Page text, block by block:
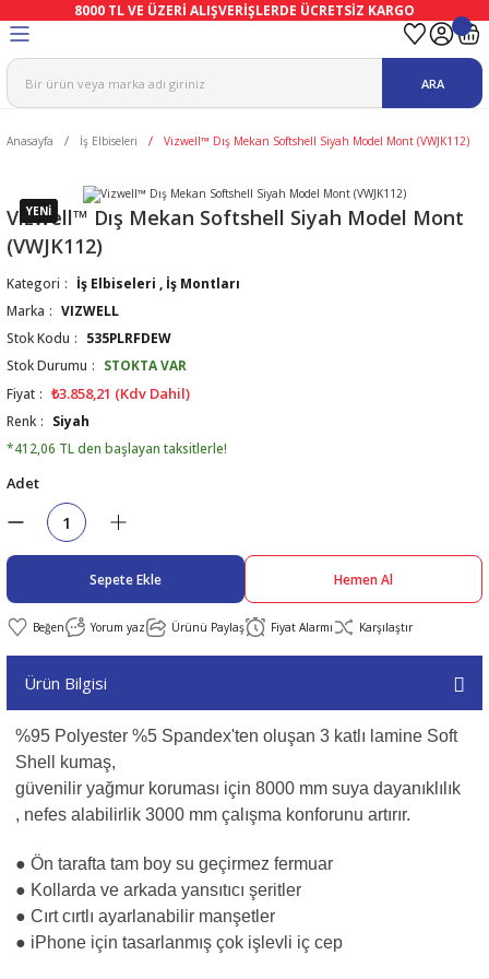
8000 TL VE ÜZERİ ALIŞVERİŞLERDE ÜCRETSİZ KARGO
Tulum
Eldivenler
Eldiven
Ve Vizör
Ekipmanları
ARA
Anasayfa İş Elbiseleri Vizwell™ Dış Mekan Softshell Siyah Model Mont (VWJK112)
YENİ
Vizwell™ Dış Mekan Softshell Siyah Model Mont
(VWJK112)
Kategori İş Elbiseleri
İş Montları
Marka
VIZWELL
Stok Kodu
535PLRFDEW
Stok Durumu
STOKTA VAR
Fiyat
₺3.858,21 (Kdv Dahil)
Renk
Siyah
*412,06 TL den başlayan taksitlerle!
Adet
Sepete Ekle Hemen Al
Yorum yaz Ürünü Paylaş Fiyat Alarmı Karşılaştır
Ürün Bilgisi
%95 Polyester %5 Spandex'ten oluşan 3 katlı lamine Soft
Shell kumaş,
güvenilir yağmur koruması için 8000 mm suya dayanıklılık
, nefes alabilirlik 3000 mm çalışma konforunu artırır.
● Ön tarafta tam boy su geçirmez fermuar
● Kollarda ve arkada yansıtıcı şeritler
● Cırt cırtlı ayarlanabilir manşetler
● iPhone için tasarlanmış çok işlevli iç cep